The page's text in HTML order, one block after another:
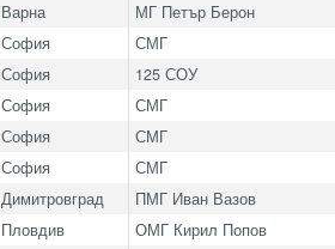
Варна МГ Петър Берон
София СМГ
София 125 СОУ
София СМГ
София СМГ
София СМГ
Димитровград ПМГ Иван Вазов
Пловдив ОМГ Кирил Попов